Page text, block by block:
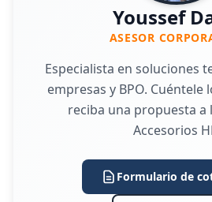
Youssef
ASESOR
Especialista en soluciones
empresas y BPO. Cuéntele
reciba una propuesta a
Accesorios
Formulario de